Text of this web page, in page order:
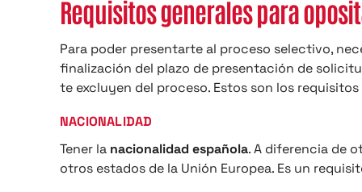
Requisitos generales para
Para poder presentarte al proceso selectivo,
finalización del plazo de presentación de
te excluyen del proceso. Estos son los
NACIONALIDAD
Tener la nacionalidad española. A diferencia de
otros estados de la Unión Europea. Es un